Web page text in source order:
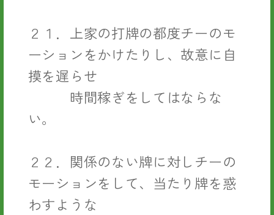
２１．上家の打牌の都度チーのモ
ーションをかけたりし、故意に自
摸を遅らせ
時間稼ぎをしてはならな
い。
２２．関係のない牌に対しチーの
モーションをして、当たり牌を惑
わすような